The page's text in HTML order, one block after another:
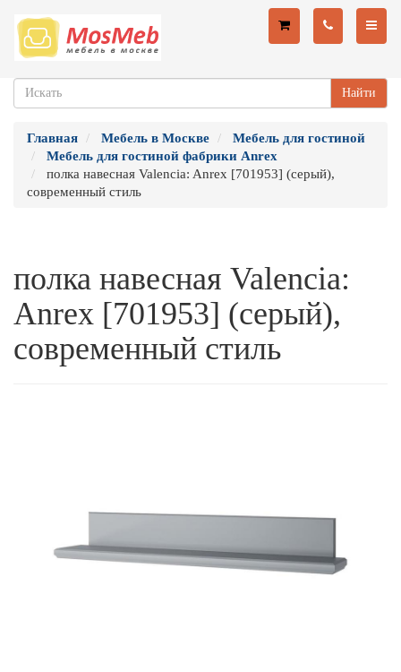
Найти
Главная Мебель в Москве
Мебель для гостиной
Мебель для гостиной фабрики Anrex
полка навесная Valencia: Anrex [701953] (серый),
современный стиль
полка навесная Valencia:
Anrex [701953] (серый),
современный стиль